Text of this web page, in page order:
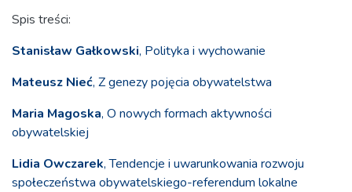
Spis treści:
Stanisław Gałkowski, Polityka i wychowanie
Mateusz Nieć, Z genezy pojęcia obywatelstwa
Maria Magoska, O nowych formach aktywności
obywatelskiej
Lidia Owczarek, Tendencje i uwarunkowania rozwoju
społeczeństwa obywatelskiego-referendum lokalne